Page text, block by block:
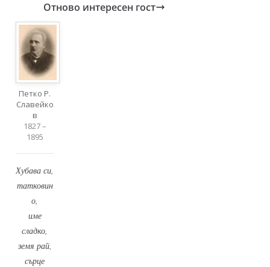
Отново интересен гост
Петко Р.
Славейко
в
1827 –
1895
Хубава си,
татковин
о,
име
сладко,
земя рай,
сърце